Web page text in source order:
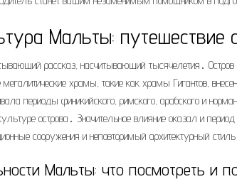
Мальты: путешествие
рассказ, насчитывающий тысячелетия․
храмы, такие как храмы Гигантов,
периоды финикийского, римского, арабского и
острова․ Значительное влияние оказал и
сооружения и неповторимый архитектурный
Мальты: что посмотреть и